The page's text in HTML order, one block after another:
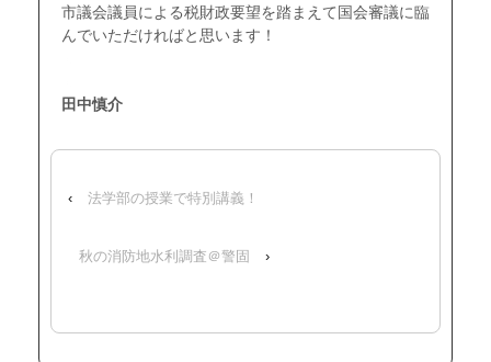
市議会議員による税財政要望を踏まえて国会審議に臨
んでいただければと思います！
田中慎介
‹ 法学部の授業で特別講義！
秋の消防地水利調査＠警固 ›